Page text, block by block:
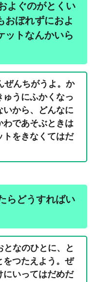
よぐのがとくい
おぼれずにおよ
ットなんかいら
ぜんちがうよ。か
うにふかくなっ
いから、どんなに
わであそぶときは
トをきなくてはだ
らどうすればい
なのひとに、と
をつたえよう。ぜ
にいってはだめだ